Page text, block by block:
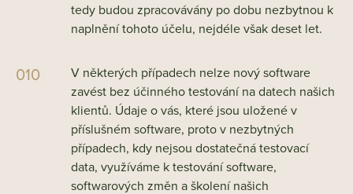
tedy budou zpracovávány po dobu nezbytnou k
naplnění tohoto účelu, nejdéle však deset let.
V některých případech nelze nový software
zavést bez účinného testování na datech našich
klientů. Údaje o vás, které jsou uložené v
příslušném software, proto v nezbytných
případech, kdy nejsou dostatečná testovací
data, využíváme k testování software,
softwarových změn a školení našich